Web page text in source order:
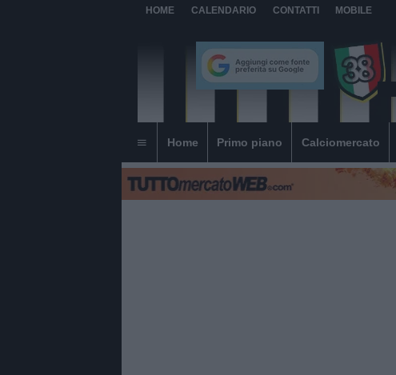
HOME CALENDARIO CONTATTI MOBILE
Home Primo piano Calciomercato